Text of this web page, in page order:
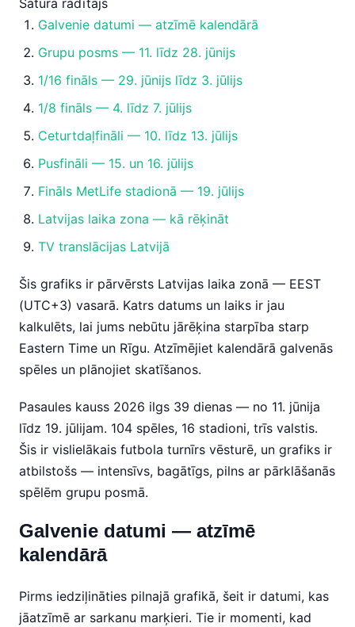
Satura rādītājs
Galvenie datumi — atzīmē kalendārā
Grupu posms — 11. līdz 28. jūnijs
1/16 fināls — 29. jūnijs līdz 3. jūlijs
1/8 fināls — 4. līdz 7. jūlijs
Ceturtdaļfināli — 10. līdz 13. jūlijs
Pusfināli — 15. un 16. jūlijs
Fināls MetLife stadionā — 19. jūlijs
Latvijas laika zona — kā rēķināt
TV translācijas Latvijā
Šis grafiks ir pārvērsts Latvijas laika zonā — EEST
(UTC+3) vasarā. Katrs datums un laiks ir jau
kalkulēts, lai jums nebūtu jārēķina starpība starp
Eastern Time un Rīgu. Atzīmējiet kalendārā galvenās
spēles un plānojiet skatīšanos.
Pasaules kauss 2026 ilgs 39 dienas — no 11. jūnija
līdz 19. jūlijam. 104 spēles, 16 stadioni, trīs valstis.
Šis ir vislielākais futbola turnīrs vēsturē, un grafiks ir
atbilstošs — intensīvs, bagātīgs, pilns ar pārklāšanās
spēlēm grupu posmā.
Galvenie datumi — atzīmē
kalendārā
Pirms iedziļināties pilnajā grafikā, šeit ir datumi, kas
jāatzīmē ar sarkanu marķieri. Tie ir momenti, kad